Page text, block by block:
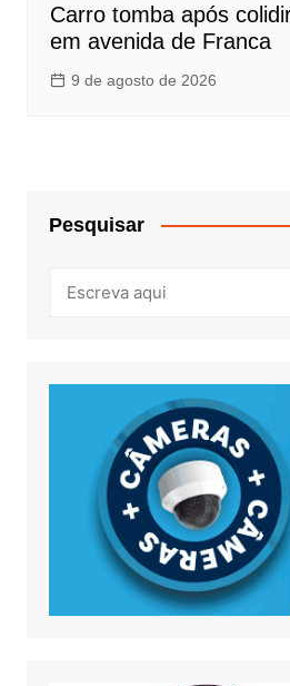
Carro tomba após
em avenida de Franca
9 de agosto de 2026
Pesquisar